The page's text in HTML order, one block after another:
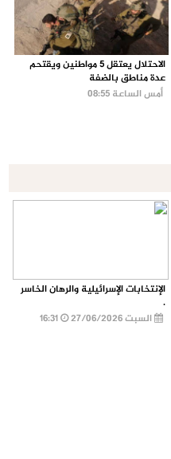
الاحتلال يعتقل 5 مواطنين ويقتحم
عدة مناطق بالضفة
أمس الساعة 08:55
الإنتخابات الإسرائيلية والرهان الخاسر
.
السبت 27/06/2026
16:31